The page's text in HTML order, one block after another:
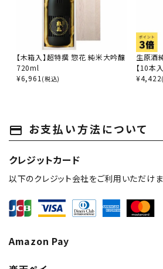
【木箱入】超特撰 惣花 純米大吟醸
720ml
¥6,961 (税込)
生原酒
【10本入
¥4,422
payment お支払い方法について
クレジットカード
以下のクレジット会社をご利用いただけま
Amazon Pay